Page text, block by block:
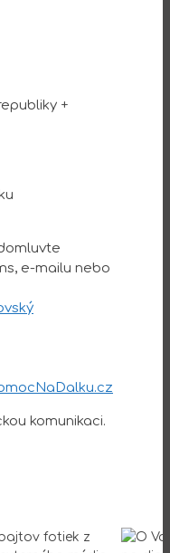
+
e-mailu nebo
komunikaci.